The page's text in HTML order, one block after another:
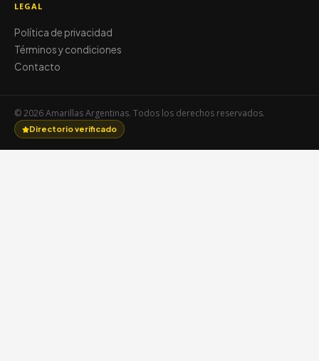
LEGAL
Política de privacidad
Términos y condiciones
Contacto
© 2026 Amarillas Argentinas. Todos los derechos reservados.
Directorio verificado